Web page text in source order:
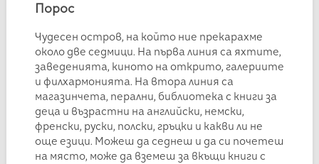
Порос
Чудесен остров, на който ние прекарахме
около две седмици. На първа линия са яхтите,
заведенията, киното на открито, галериите
и филхармонията. На втора линия са
магазинчета, перални, библиотека с книги за
деца и възрастни на английски, немски,
френски, руски, полски, гръцки и какви ли не
още езици. Можеш да седнеш и да си почетеш
на място, може да вземеш за вкъщи книги с